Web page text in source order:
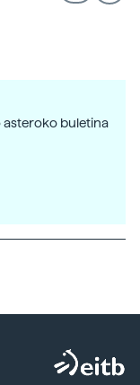
asteroko buletina